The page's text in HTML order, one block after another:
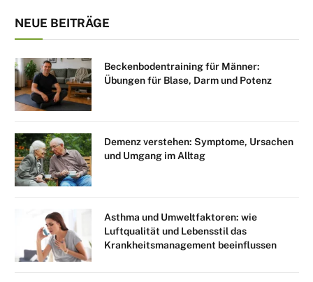
NEUE BEITRÄGE
Beckenbodentraining für Männer:
Übungen für Blase, Darm und Potenz
Demenz verstehen: Symptome, Ursachen
und Umgang im Alltag
Asthma und Umweltfaktoren: wie
Luftqualität und Lebensstil das
Krankheitsmanagement beeinflussen